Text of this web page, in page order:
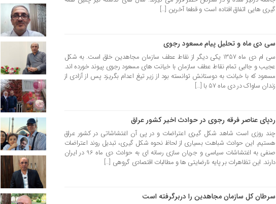
گیری هایی اتفاق افتاده است و قطعا آخرین […]
سی دی ماه و تحلیل پیام مسعود رجوی
سی ام دی ماه 1357 یکی دیگر از نقاط عطف سازمان مجاهدین خلق است. به شکل
عجیب و جالبی تمام نقاط عطف سازمان با خیانت های مسعود رجوی پیوند خورده اند.
مسعود که با خیانت به دوستانش توانسته بود از زیر تیغ اعدام بگریزد پس از آزادی از
زندان ساواک در دی ماه 57 با […]
ردپای عناصر فرقه رجوی در حوادث اخیر کشور عراق
چند روزی است شاهد شکل گیری اعتراضات و در پی آن اغتشاشاتی در کشور عراق
هستیم. این حوادث شباهت بسیاری از لحاظ نحوه شکل گیری، تبدیل روند اعتراضات
صنفی به اغتشاشات سیاسی و جریان سازی رسانه ای به حوادث دی ماه 96 در ایران
دارند. این تظاهرات بر پایه نارضایتی ها و مطالبات اقتصادی گروهی […]
سرطان کل سازمان مجاهدین را دربرگرفته است